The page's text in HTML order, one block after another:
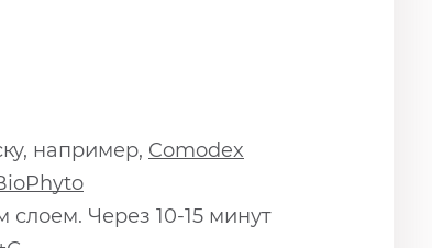
например, Comodex
слоем. Через 10-15 минут